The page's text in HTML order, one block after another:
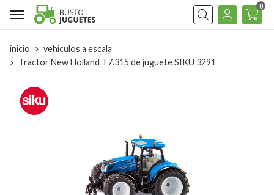
Buscar
0
inicio
vehiculos a escala
Tractor New Holland T7.315 de juguete SIKU 3291